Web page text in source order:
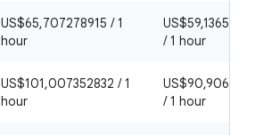
US$65,707278915 / 1
hour
/ 1 hour
US$101,007352832 / 1
hour
/ 1 hour